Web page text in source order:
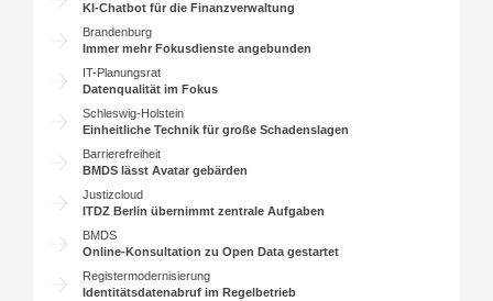
KI-Chatbot für die Finanzverwaltung
Brandenburg
Immer mehr Fokusdienste angebunden
IT-Planungsrat
Datenqualität im Fokus
Schleswig-Holstein
Einheitliche Technik für große Schadenslagen
Barrierefreiheit
BMDS lässt Avatar gebärden
Justizcloud
ITDZ Berlin übernimmt zentrale Aufgaben
BMDS
Online-Konsultation zu Open Data gestartet
Registermodernisierung
Identitätsdatenabruf im Regelbetrieb